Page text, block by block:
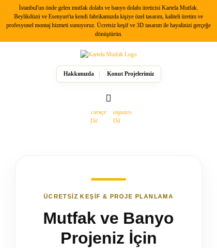
İstanbul'un önde gelen mutfak dolabı ve banyo dolabı üreticisi Kartela Mutfak.
Beylikdüzü ve Esenyurt'ta kendi fabrikamızda kişiye özel tasarım, kaliteli üretim ve
profesyonel montaj hizmeti sunuyoruz. Ücretsiz keşif ve 3D tasarım ile hayalinizi gerçeğe
dönüştürün.
Hakkımızda Konut Projelerimiz
ÜCRETSIZ KEŞIF & PROJE PLANLAMA
Mutfak ve Banyo
Projeniz İçin
Geri Dön
Modern Mutfak Dolapları